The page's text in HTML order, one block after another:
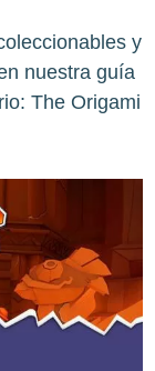
y
nuestra guía
The Origami